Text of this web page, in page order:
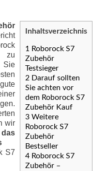
Inhaltsverzeichnis
1
Roborock S7
Zubehör
Testsieger
2 Darauf sollten
Sie achten vor
dem Roborock S7
Zubehör Kauf
3 Weitere
Roborock S7
Zubehör
Bestseller
4 Roborock S7
Zubehör –
zu
Sie
wir
S7